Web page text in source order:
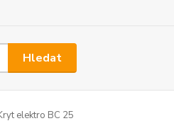
Hledat
elektro BC 25